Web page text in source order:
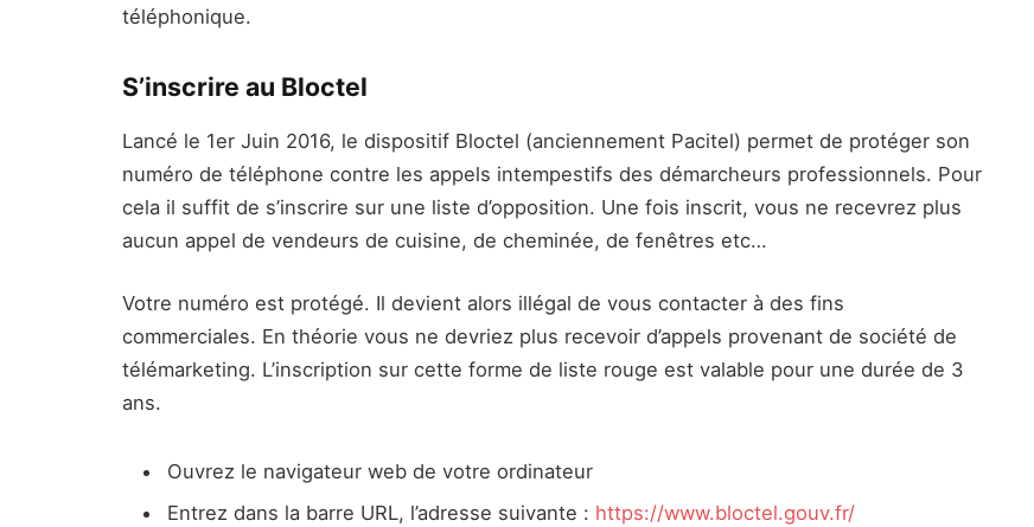
téléphonique.
S’inscrire au Bloctel
Lancé le 1er Juin 2016, le dispositif Bloctel (anciennement Pacitel) permet de protéger son
numéro de téléphone contre les appels intempestifs des démarcheurs professionnels. Pour
cela il suffit de s’inscrire sur une liste d’opposition. Une fois inscrit, vous ne recevrez plus
aucun appel de vendeurs de cuisine, de cheminée, de fenêtres etc…
Votre numéro est protégé. Il devient alors illégal de vous contacter à des fins
commerciales. En théorie vous ne devriez plus recevoir d’appels provenant de société de
télémarketing. L’inscription sur cette forme de liste rouge est valable pour une durée de 3
ans.
Ouvrez le navigateur web de votre ordinateur
Entrez dans la barre URL, l’adresse suivante : https://www.bloctel.gouv.fr/